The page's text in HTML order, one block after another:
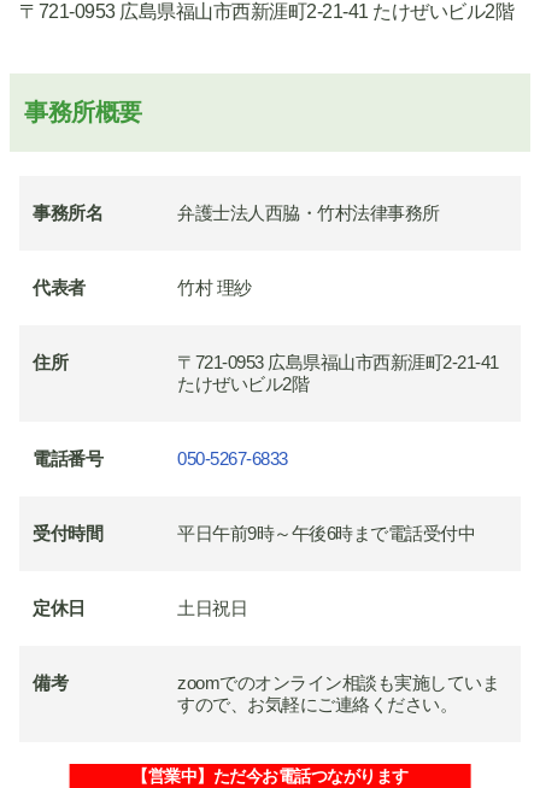
〒721-0953 広島県福山市西新涯町2-21-41 たけぜいビル2階
事務所概要
事務所名 弁護士法人西脇・竹村法律事務所
代表者 竹村 理紗
住所
〒721-0953 広島県福山市西新涯町2-21-41
たけぜいビル2階
電話番号 050-5267-6833
受付時間 平日午前9時～午後6時まで電話受付中
定休日 土日祝日
備考
zoomでのオンライン相談も実施していま
すので、お気軽にご連絡ください。
【営業中】ただ今お電話つながります